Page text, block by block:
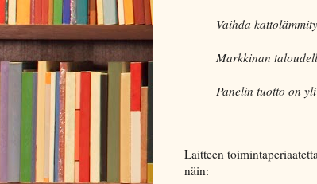
Vaihda
Markkinan
Panelin tuotto on
Laitteen
näin: